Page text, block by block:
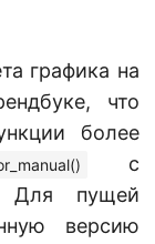
графика на
что
более
с
пущей
версию